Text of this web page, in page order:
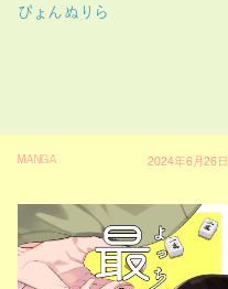
ぴょんぬりら
MANGA 2024年6月26日